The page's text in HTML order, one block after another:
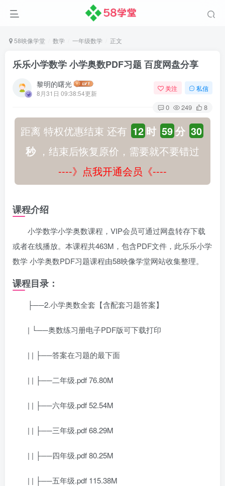
58映像学堂 数学 一年级数学 正文
乐乐小学数学 小学奥数PDF习题 百度网盘分享
黎明的曙光
8月31日 09:38:54更新
关注 私信
0 249 8
距离 特权优惠结束 还有 12 时 59分 29
秒，结束后恢复原价，需要就不要错过
----》点我开通会员《----
课程介绍
小学数学小学奥数课程，VIP会员可通过网盘转存下载
或者在线播放。本课程共463M，包含PDF文件，此乐乐小学
数学 小学奥数PDF习题课程由58映像学堂网站收集整理。
课程目录：
├──2.小学奥数全套【含配套习题答案】
| └──奥数练习册电子PDF版可下载打印
| | ├──答案在习题的最下面
| | ├──二年级.pdf 76.80M
| | ├──六年级.pdf 52.54M
| | ├──三年级.pdf 68.29M
| | ├──四年级.pdf 80.25M
| | ├──五年级.pdf 115.38M